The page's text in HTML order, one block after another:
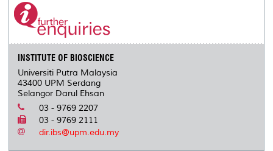
INSTITUTE OF BIOSCIENCE
Universiti Putra Malaysia
43400 UPM Serdang
Selangor Darul Ehsan
03 - 9769 2207
03 - 9769 2111
dir.ibs@upm.edu.my